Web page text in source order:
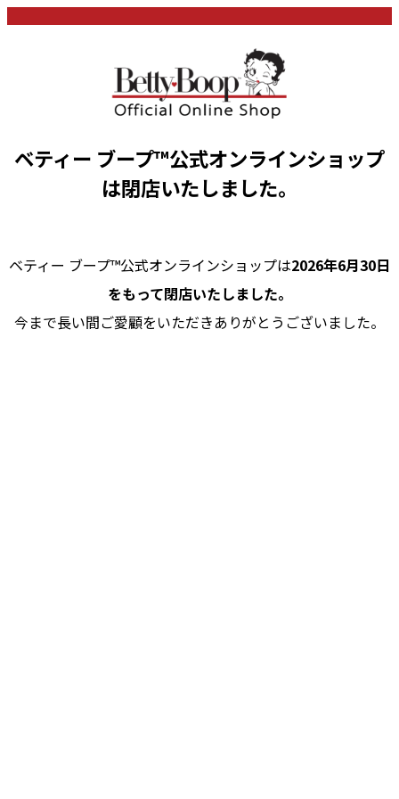
ベティー ブープ™公式オンラインショップ
は閉店いたしました。
ベティー ブープ™公式オンラインショップは2026年6月30日
をもって閉店いたしました。
今まで長い間ご愛顧をいただきありがとうございました。